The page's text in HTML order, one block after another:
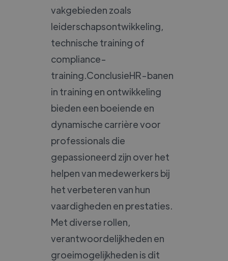
vakgebieden zoals
leiderschapsontwikkeling,
technische training of
compliance-
training.ConclusieHR-banen
in training en ontwikkeling
bieden een boeiende en
dynamische carrière voor
professionals die
gepassioneerd zijn over het
helpen van medewerkers bij
het verbeteren van hun
vaardigheden en prestaties.
Met diverse rollen,
verantwoordelijkheden en
groeimogelijkheden is dit